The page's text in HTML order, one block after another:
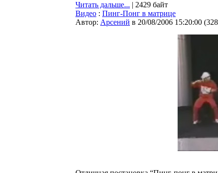
Читать дальше... | 2429 байт
Видео : Пинг-Понг в матрице
Автор: Арсений в 20/08/2006 15:20:00 (